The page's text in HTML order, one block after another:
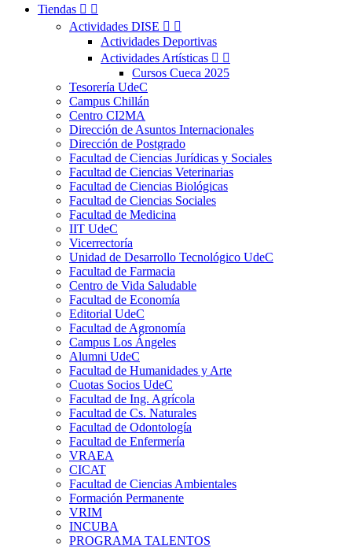
Tiendas  
Actividades DISE  
Actividades Deportivas
Actividades Artísticas  
Cursos Cueca 2025
Tesorería UdeC
Campus Chillán
Centro CI2MA
Dirección de Asuntos Internacionales
Dirección de Postgrado
Facultad de Ciencias Jurídicas y Sociales
Facultad de Ciencias Veterinarias
Facultad de Ciencias Biológicas
Facultad de Ciencias Sociales
Facultad de Medicina
IIT UdeC
Vicerrectoría
Unidad de Desarrollo Tecnológico UdeC
Facultad de Farmacia
Centro de Vida Saludable
Facultad de Economía
Editorial UdeC
Facultad de Agronomía
Campus Los Ángeles
Alumni UdeC
Facultad de Humanidades y Arte
Cuotas Socios UdeC
Facultad de Ing. Agrícola
Facultad de Cs. Naturales
Facultad de Odontología
Facultad de Enfermería
VRAEA
CICAT
Facultad de Ciencias Ambientales
Formación Permanente
VRIM
INCUBA
PROGRAMA TALENTOS